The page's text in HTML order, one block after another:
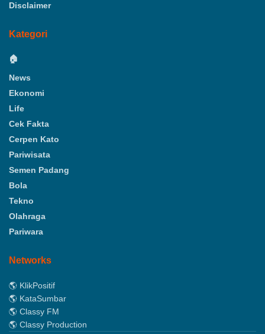
Disclaimer
Kategori
🏠
News
Ekonomi
Life
Cek Fakta
Cerpen Kato
Pariwisata
Semen Padang
Bola
Tekno
Olahraga
Pariwara
Networks
🌎 KlikPositif
🌎 KataSumbar
🌎 Classy FM
🌎 Classy Production